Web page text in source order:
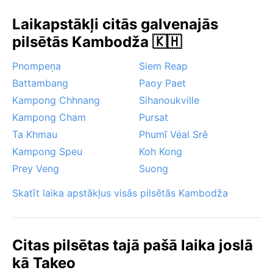
Laikapstākļi citās galvenajās
pilsētās Kambodža 🇰🇭
Pnompeņa
Siem Reap
Battambang
Paoy Paet
Kampong Chhnang
Sihanoukville
Kampong Cham
Pursat
Ta Khmau
Phumĭ Véal Srê
Kampong Speu
Koh Kong
Prey Veng
Suong
Skatīt laika apstākļus visās pilsētās Kambodža
Citas pilsētas tajā pašā laika joslā
kā Takeo